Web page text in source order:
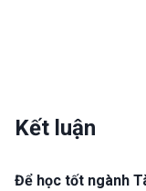
Kết luận
Để học tốt ngành